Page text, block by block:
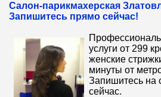
Салон-парикмахерская
Запишитесь прямо сейчас!
услуги от 299
женские
минуты от
Запишитесь на
сейчас.